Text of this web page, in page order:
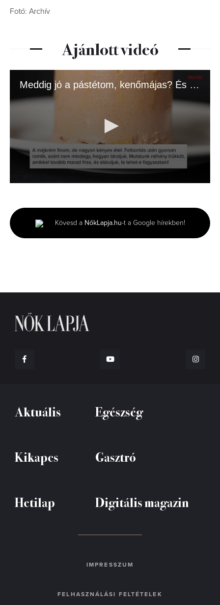
Fotó: Archív
Ajánlott videó
Meddig jó a pástétom, kenőmájas? És hogy marad tovább friss?
minute,
45
seconds
Kövesd a NőkLapja.hu-t a Google hírekben!
Aktuális Egészség
Kikapcs Gasztró
Hetilap Digitális magazin
IMPRESSZUM
FELHASZNÁLÁSI FELTÉTELEK